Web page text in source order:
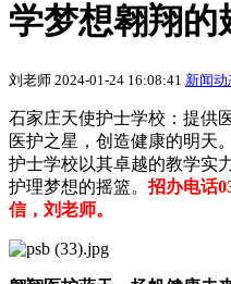
学梦想翱翔的
刘老师 2024-01-24 16:08:41 新闻动
石家庄天使护士学校：提供
医护之星，创造健康的明天
护士学校以其卓越的教学实
护理梦想的摇篮。 招办电话
信，刘老师。